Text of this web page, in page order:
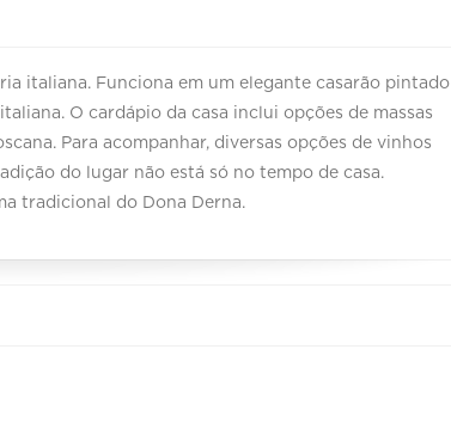
italiana. Funciona em um elegante casarão pintado
O cardápio da casa inclui opções de massas
Para acompanhar, diversas opções de vinhos
do lugar não está só no tempo de casa.
tradicional do Dona Derna.